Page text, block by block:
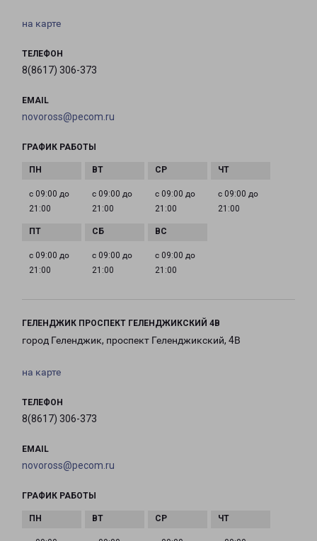
на карте
ТЕЛЕФОН
8(8617) 306-373
EMAIL
novoross@pecom.ru
ГРАФИК РАБОТЫ
с 09:00 до
21:00
с 09:00 до
21:00
с 09:00 до
21:00
с 09:00 до
21:00
с 09:00 до
21:00
с 09:00 до
21:00
с 09:00 до
21:00
ГЕЛЕНДЖИК ПРОСПЕКТ ГЕЛЕНДЖИКСКИЙ 4В
город Геленджик, проспект Геленджикский, 4В
на карте
ТЕЛЕФОН
8(8617) 306-373
EMAIL
novoross@pecom.ru
ГРАФИК РАБОТЫ